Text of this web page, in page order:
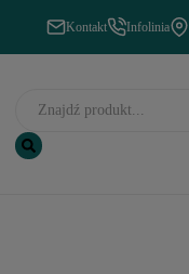
Kontakt Infolinia